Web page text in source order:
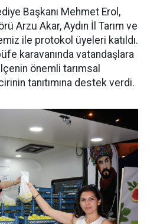
Başkanı Mehmet Erol,
Arzu Akar, Aydın İl Tarım ve
ile protokol üyeleri katıldı.
karavanında vatandaşlara
önemli tarımsal
tanıtımına destek verdi.